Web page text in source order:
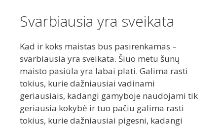
Svarbiausia yra sveikata
Kad ir koks maistas bus pasirenkamas –
svarbiausia yra sveikata. Šiuo metu šunų
maisto pasiūla yra labai plati. Galima rasti
tokius, kurie dažniausiai vadinami
geriausiais, kadangi gamyboje naudojami tik
geriausia kokybė ir tuo pačiu galima rasti
tokius, kurie dažniausiai pigesni, kadangi